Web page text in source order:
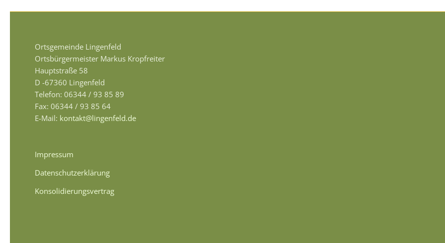
Ortsgemeinde Lingenfeld
Ortsbürgermeister Markus Kropfreiter
Hauptstraße 58
D -67360 Lingenfeld
Telefon: 06344 / 93 85 89
Fax: 06344 / 93 85 64
E-Mail: kontakt@lingenfeld.de
Impressum
Datenschutzerklärung
Konsolidierungsvertrag